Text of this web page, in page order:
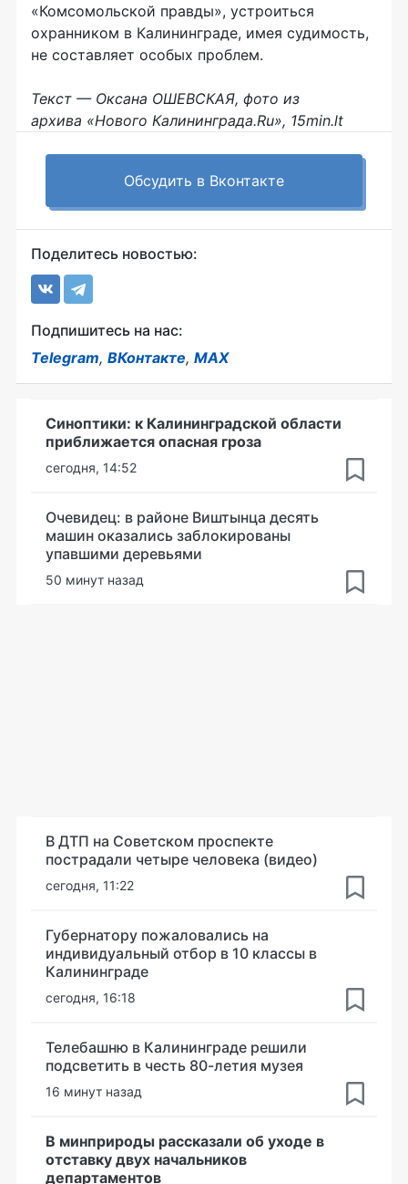
«Комсомольской правды», устроиться
охранником в Калининграде, имея судимость,
не составляет особых проблем.
Текст — Оксана ОШЕВСКАЯ, фото из
архива «Нового Калининграда.Ru», 15min.lt
Обсудить в Вконтакте
Поделитесь новостью:
Подпишитесь на нас:
Telegram, ВКонтакте, MAX
Синоптики: к Калининградской области
приближается опасная гроза
сегодня, 14:52
Очевидец: в районе Виштынца десять
машин оказались заблокированы
упавшими деревьями
50 минут назад
В ДТП на Советском проспекте
пострадали четыре человека (видео)
сегодня, 11:22
Губернатору пожаловались на
индивидуальный отбор в 10 классы в
Калининграде
сегодня, 16:18
Телебашню в Калининграде решили
подсветить в честь 80-летия музея
16 минут назад
В минприроды рассказали об уходе в
отставку двух начальников
департаментов